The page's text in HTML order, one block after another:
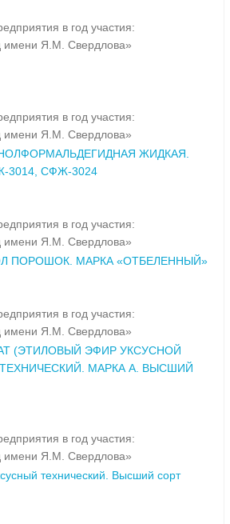
в год участия:
имени Я.М. Свердлова»
в год участия:
имени Я.М. Свердлова»
ЖИДКАЯ.
3014, СФЖ-3024
в год участия:
имени Я.М. Свердлова»
ПОРОШОК. МАРКА «ОТБЕЛЕННЫЙ»
в год участия:
имени Я.М. Свердлова»
(ЭТИЛОВЫЙ ЭФИР УКСУСНОЙ
МАРКА А. ВЫСШИЙ
в год участия:
имени Я.М. Свердлова»
технический. Высший сорт